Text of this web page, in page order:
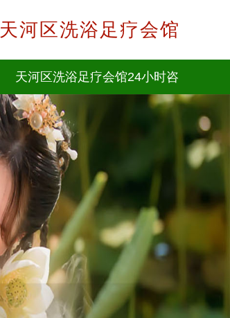
天河区洗浴足疗会馆
天河区洗浴足疗会馆24小时咨